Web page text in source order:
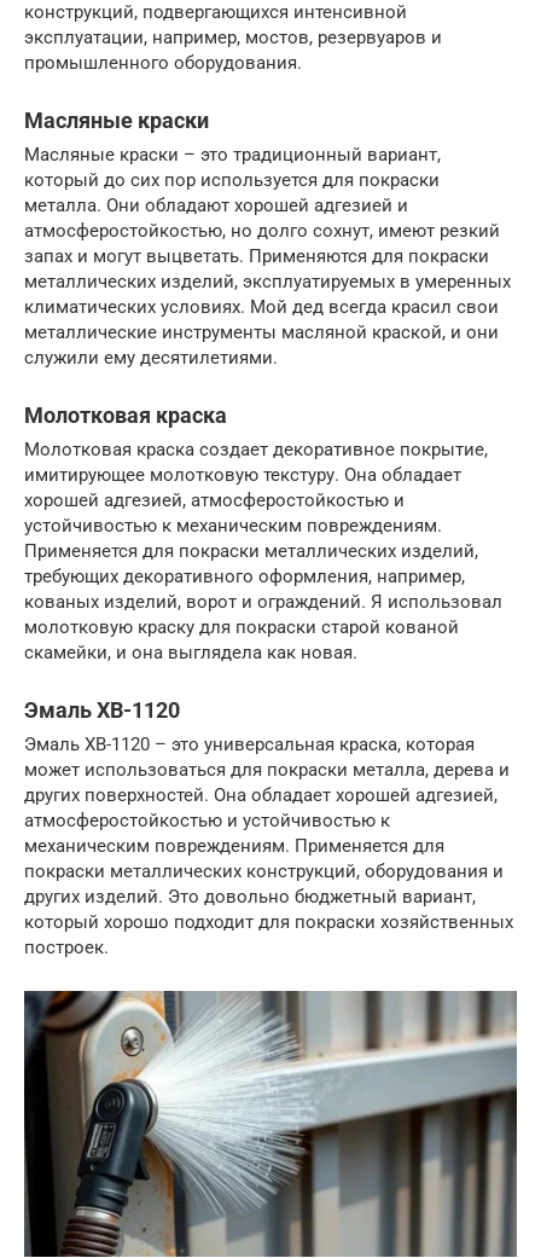
конструкций, подвергающихся интенсивной
эксплуатации, например, мостов, резервуаров и
промышленного оборудования.
Масляные краски
Масляные краски – это традиционный вариант,
который до сих пор используется для покраски
металла. Они обладают хорошей адгезией и
атмосферостойкостью, но долго сохнут, имеют резкий
запах и могут выцветать. Применяются для покраски
металлических изделий, эксплуатируемых в умеренных
климатических условиях. Мой дед всегда красил свои
металлические инструменты масляной краской, и они
служили ему десятилетиями.
Молотковая краска
Молотковая краска создает декоративное покрытие,
имитирующее молотковую текстуру. Она обладает
хорошей адгезией, атмосферостойкостью и
устойчивостью к механическим повреждениям.
Применяется для покраски металлических изделий,
требующих декоративного оформления, например,
кованых изделий, ворот и ограждений. Я использовал
молотковую краску для покраски старой кованой
скамейки, и она выглядела как новая.
Эмаль ХВ-1120
Эмаль ХВ-1120 – это универсальная краска, которая
может использоваться для покраски металла, дерева и
других поверхностей. Она обладает хорошей адгезией,
атмосферостойкостью и устойчивостью к
механическим повреждениям. Применяется для
покраски металлических конструкций, оборудования и
других изделий. Это довольно бюджетный вариант,
который хорошо подходит для покраски хозяйственных
построек.